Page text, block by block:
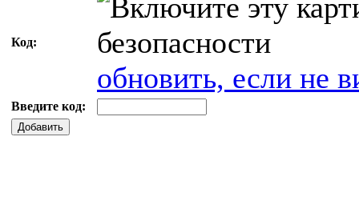
Код:
обновить, если не
Введите код:
Добавить